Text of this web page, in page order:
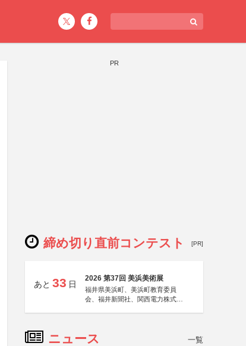
PR
締め切り直前コンテスト [PR]
あと 33 日
2026 第37回 美浜美術展
福井県美浜町、美浜町教育委員
会、福井新聞社、関西電力株式会
ニュース 一覧